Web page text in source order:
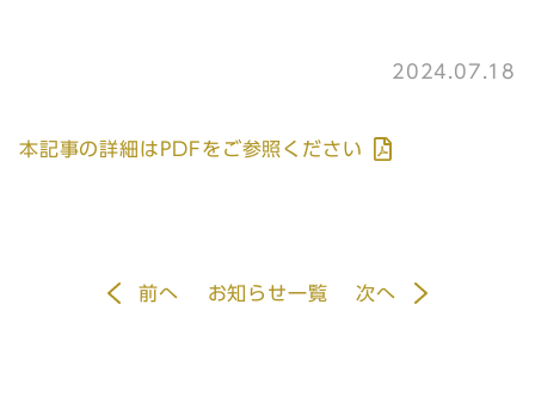
2024.07.18
本記事の詳細はPDFをご参照ください
前へ お知らせ一覧 次へ